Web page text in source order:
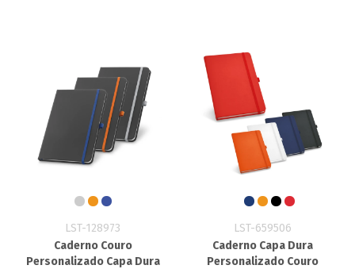
LST-128973
Caderno Couro
Personalizado Capa Dura
LST-659506
Caderno Capa Dura
Personalizado Couro